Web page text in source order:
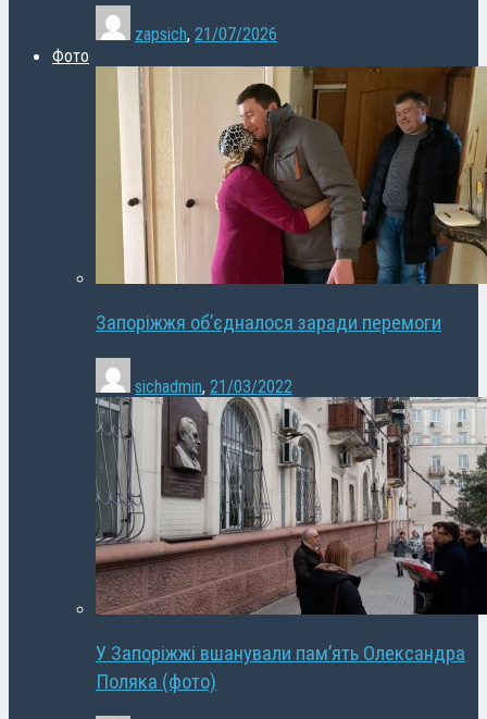
zapsich, 21/07/2026
Фото
Запоріжжя об’єдналося заради перемоги
sichadmin, 21/03/2022
У Запоріжжі вшанували пам’ять Олександра
Поляка (фото)